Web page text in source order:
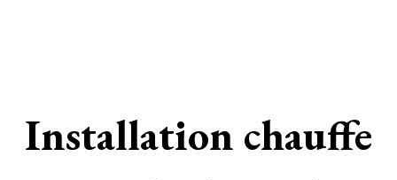
Installation chauffe